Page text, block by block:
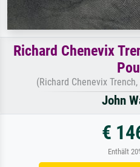
Richard Chenevix
(Richard Chenevix
John
€
Enthält